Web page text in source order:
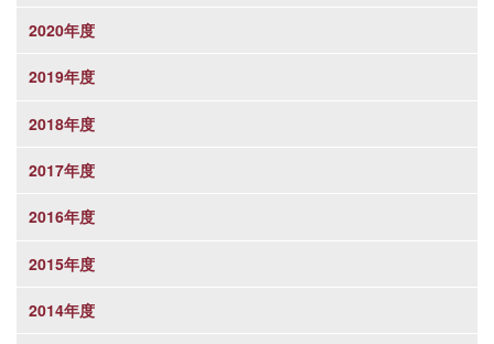
2020年度
2019年度
2018年度
2017年度
2016年度
2015年度
2014年度